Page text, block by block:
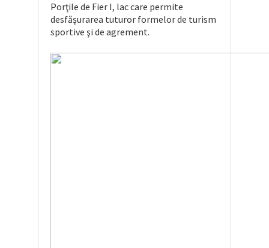
Porţile de Fier I, lac care permite
desfăşurarea tuturor formelor de turism
sportive şi de agrement.